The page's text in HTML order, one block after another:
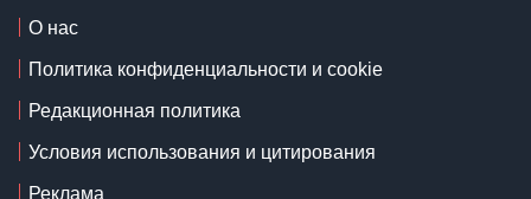
О нас
Политика конфиденциальности и cookie
Редакционная политика
Условия использования и цитирования
Реклама